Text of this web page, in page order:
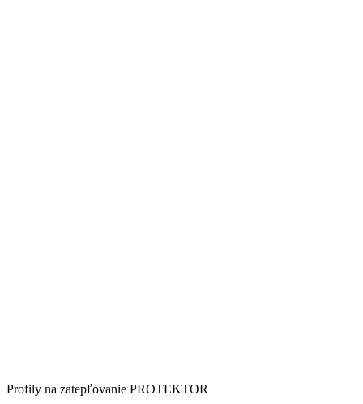
Profily na zatepľovanie PROTEKTOR